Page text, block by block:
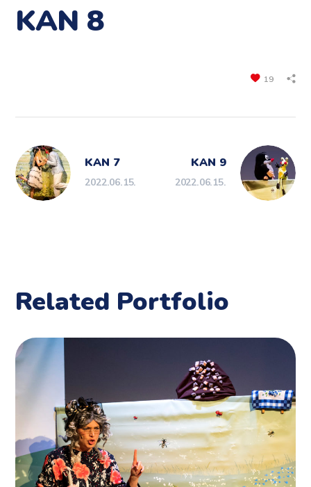
KAN 8
19
KAN 7
2022.06.15.
KAN 9
2022.06.15.
Related Portfolio